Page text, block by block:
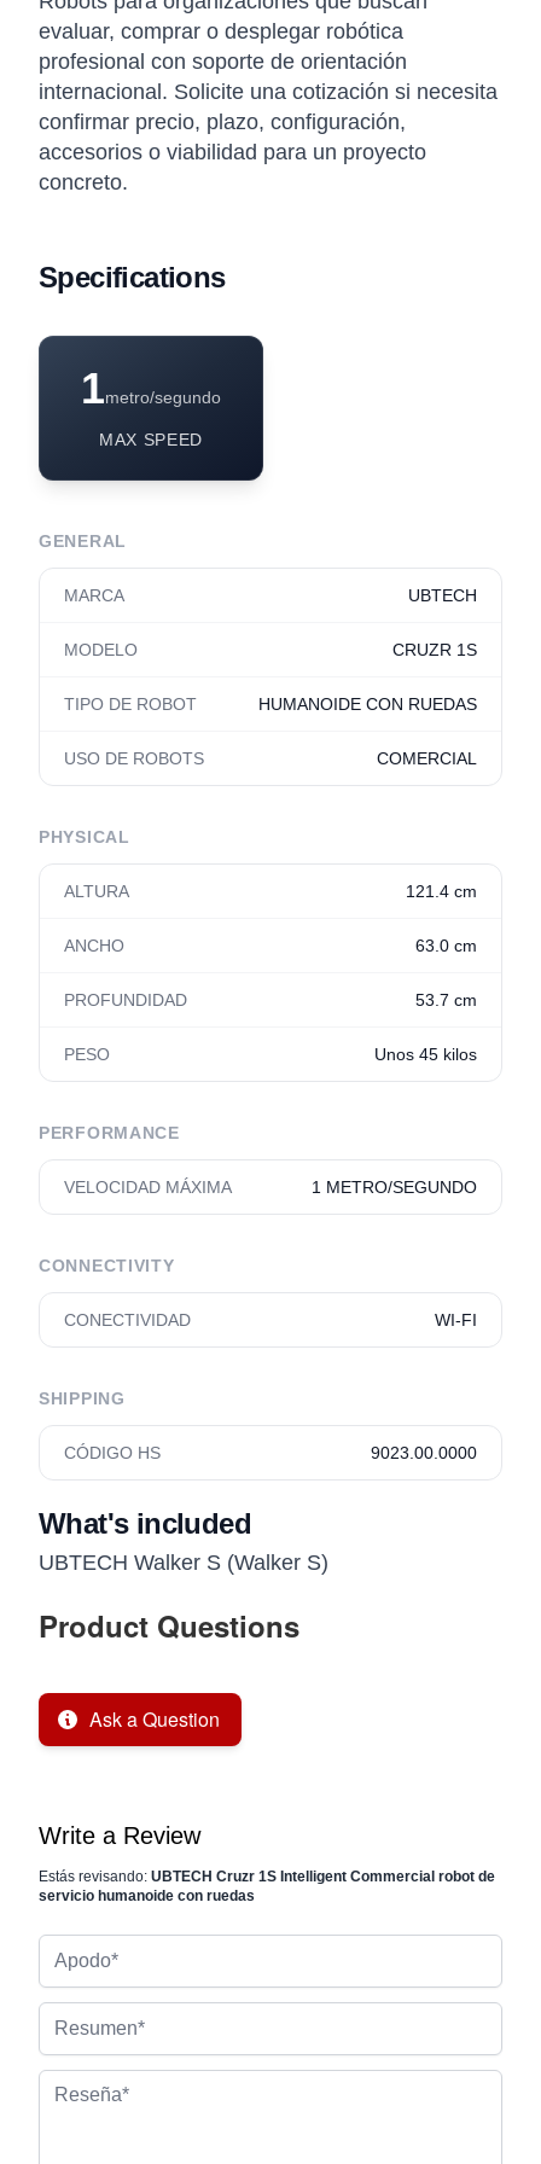
evaluar, comprar o desplegar robótica
profesional con soporte de orientación
internacional. Solicite una cotización si necesita
confirmar precio, plazo, configuración,
accesorios o viabilidad para un proyecto
concreto.
Specifications
1metro/segundo
MAX SPEED
GENERAL
MARCA UBTECH
MODELO CRUZR 1S
TIPO DE ROBOT HUMANOIDE CON RUEDAS
USO DE ROBOTS COMERCIAL
PHYSICAL
ALTURA 121.4 cm
ANCHO 63.0 cm
PROFUNDIDAD 53.7 cm
PESO Unos 45 kilos
PERFORMANCE
VELOCIDAD MÁXIMA 1 METRO/SEGUNDO
CONNECTIVITY
CONECTIVIDAD WI-FI
SHIPPING
CÓDIGO HS 9023.00.0000
What's included
UBTECH Walker S (Walker S)
Product Questions
Ask a Question
Write a Review
Estás revisando: UBTECH Cruzr 1S Intelligent Commercial robot de
servicio humanoide con ruedas
Reseña